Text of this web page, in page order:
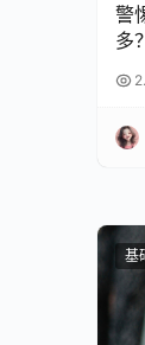
警
多
基